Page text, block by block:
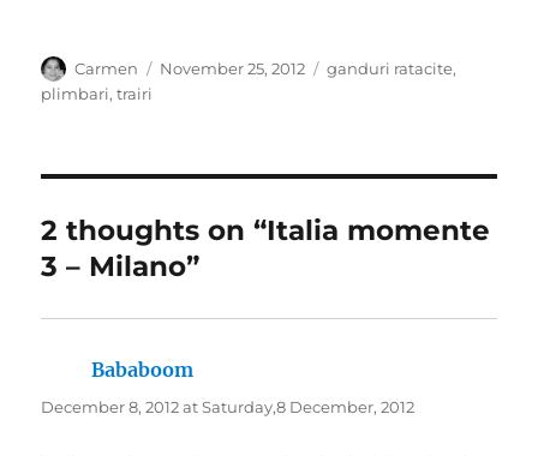
Author
Carmen
Posted
November 25, 2012 Categories
ganduri ratacite,
plimbari,trairi
2 thoughts on “Italia momente
3 – Milano”
Bababoom
December 8, 2012 at Saturday,8 December, 2012